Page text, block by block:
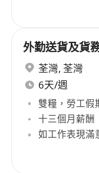
外勤送貨及貨
荃灣, 荃灣
6天/週
雙糧，勞工假
十三個月薪酬
如工作表現滿